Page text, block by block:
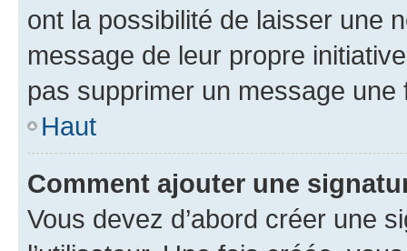
ont la possibilité de laisser une
message de leur propre
pas supprimer un message une
Haut
Comment ajouter une
Vous devez d’abord créer une